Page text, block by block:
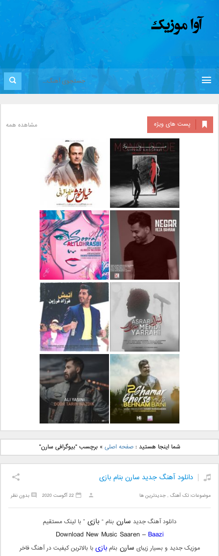
پست های ویژه مشاهده همه
دانلود آلبوم جدید سیروان
خسروی بنام مونولوگ
دانلود آهنگ جدید علیرضا
قربانی بنام خیال خوش
دانلود آهنگ جدید رضا
بهرام بنام نگار
دانلود آهنگ جدید علی
لهراسبی بنام صورت
دانلود آهنگ جدید مهدی
یراحی بنام اسرار
دانلود آهنگ جدید فرزاد
فرزین بنام آتیش
دانلود آهنگ جدید بهنام
بانی بنام قرص قمر 2
دانلود آهنگ جدید علی
یاسینی بنام دورترین نزدیک
شما اینجا هستید :صفحه اصلی »برچسب "بیوگرافی سارن"
دانلود آهنگ جدید سارن بنام بازی
موضوعات:تک آهنگ ,جدیدترین ها بدون نظر 22 آگوست 2020
دانلود آهنگ جدید سارنبنام “ بازی” با لینک مستقیم
Download New Music Saaren –Baazi
موزیک جدید و بسیار زیبای سارنبنامبازیبا بالاترین کیفیت در آهنگ فاخر